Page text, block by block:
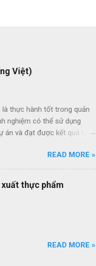
Việt)
thực hành tốt trong quản
nghiệm có thể sử dụng
án và đạt được kết quả kinh
thầu hiệu quả thông qua
của nhân viên quản lý dự
quy trình quản lý dự án
trình ISO của bạn đang
đổi số bộ quy trình của
READ MORE »
thực phẩm
READ MORE »